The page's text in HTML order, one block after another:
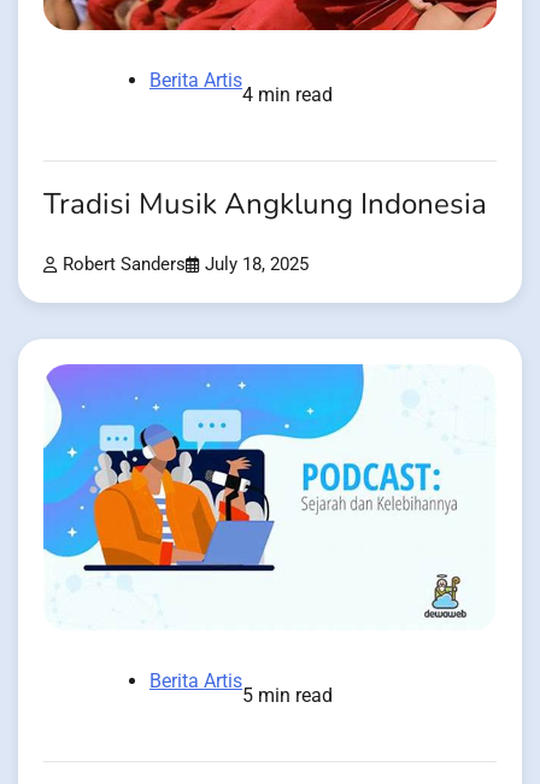
Berita Artis
4 min read
Tradisi Musik Angklung Indonesia
Robert Sanders July 18, 2025
Berita Artis
5 min read